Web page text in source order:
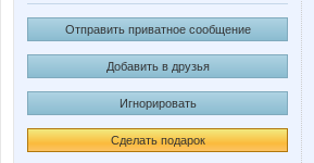
Отправить приватное сообщение
Добавить в друзья
Игнорировать
Сделать подарок